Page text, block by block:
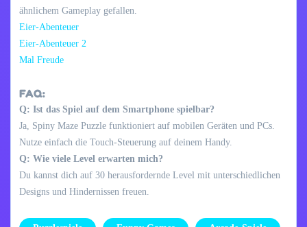
ähnlichem Gameplay gefallen.
Eier-Abenteuer
Eier-Abenteuer 2
Mal Freude
FAQ:
Q: Ist das Spiel auf dem Smartphone spielbar?
Ja, Spiny Maze Puzzle funktioniert auf mobilen Geräten und PCs.
Nutze einfach die Touch-Steuerung auf deinem Handy.
Q: Wie viele Level erwarten mich?
Du kannst dich auf 30 herausfordernde Level mit unterschiedlichen
Designs und Hindernissen freuen.